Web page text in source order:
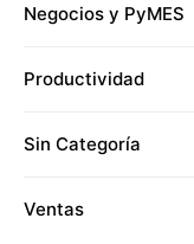
Negocios y PyMES
Productividad
Sin Categoría
Ventas